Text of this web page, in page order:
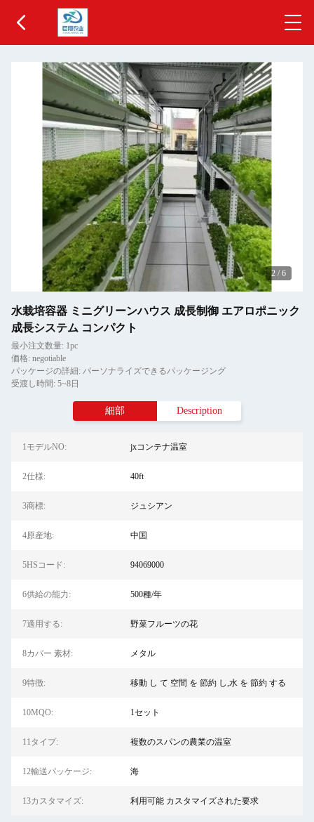
2 / 6
水栽培容器 ミニグリーンハウス 成長制御 エアロポニック
成長システム コンパクト
最小注文数量: 1pc
価格: negotiable
パッケージの詳細: パーソナライズできるパッケージング
受渡し時間: 5~8日
細部 Description
1モデルNO: jxコンテナ温室
2仕様: 40ft
3商標: ジュシアン
4原産地: 中国
5HSコード: 94069000
6供給の能力: 500種/年
7適用する: 野菜フルーツの花
8カバー 素材: メタル
9特徴: 移動 し て 空間 を 節約 し,水 を 節約 する
10MQO: 1セット
11タイプ: 複数のスパンの農業の温室
12輸送パッケージ: 海
13カスタマイズ: 利用可能 カスタマイズされた要求